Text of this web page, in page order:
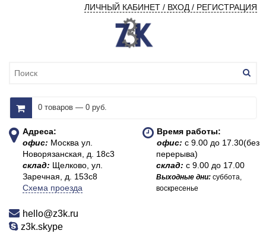
ЛИЧНЫЙ КАБИНЕТ / ВХОД / РЕГИСТРАЦИЯ
0 товаров — 0 руб.
Адреса:
офис: Москва ул.
Новорязанская, д. 18с3
склад: Щелково, ул.
Заречная, д. 153с8
Схема проезда
Время работы:
офис:с 9.00 до 17.30(без
перерыва)
склад:с 9.00 до 17.00
Выходные дни:суббота,
воскресенье
hello@z3k.ru
z3k.skype